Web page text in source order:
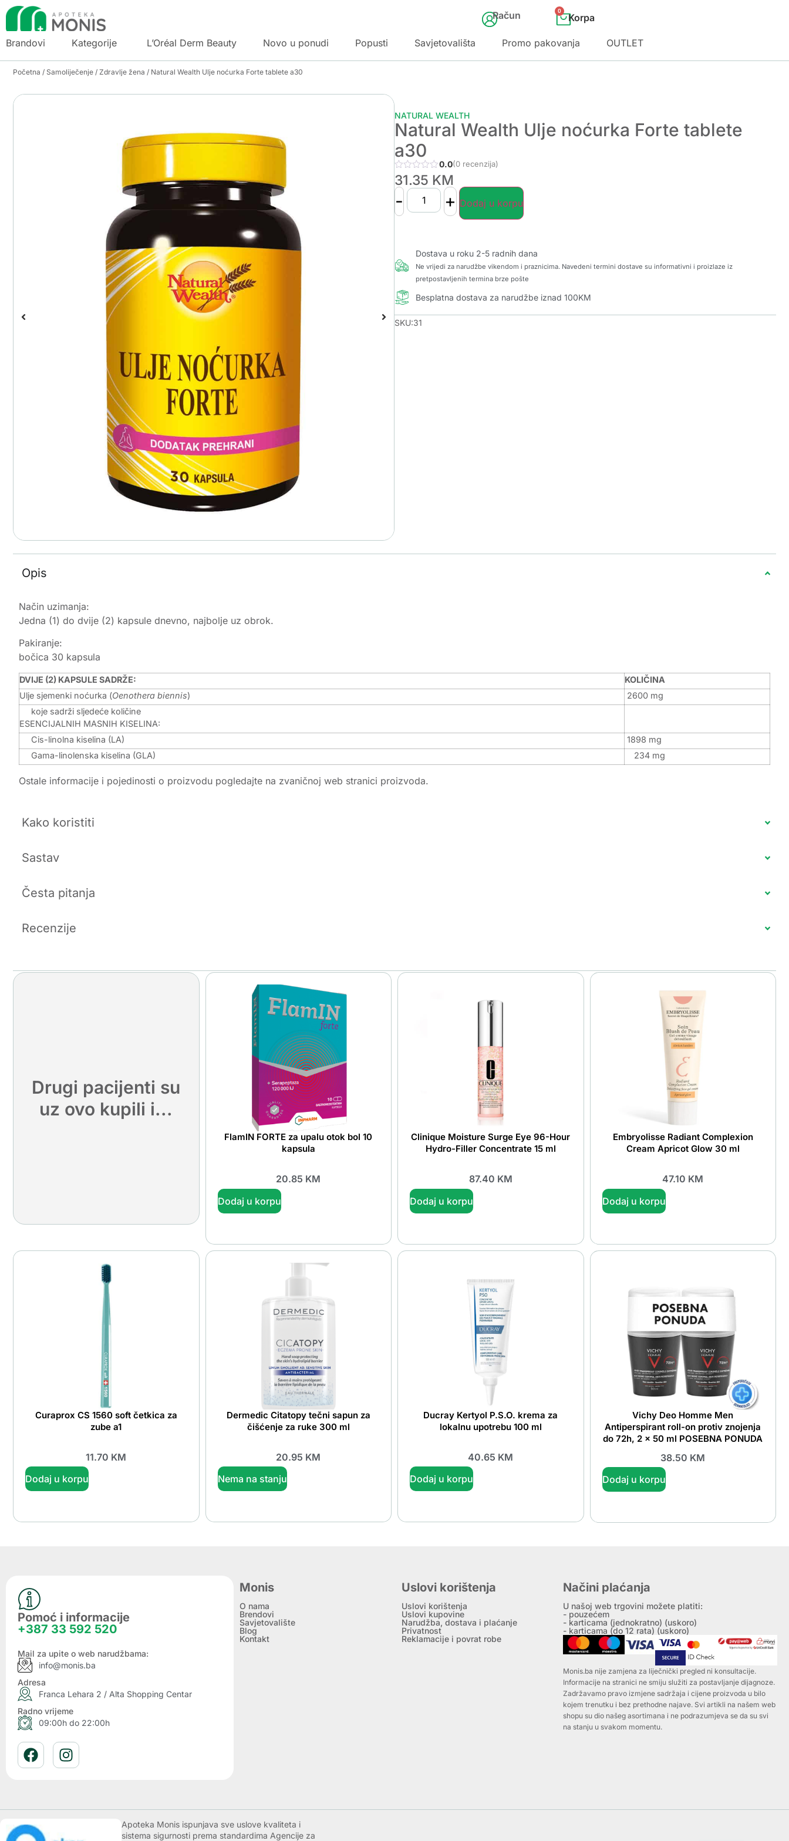
Račun 0
Brandovi Kategorije L’Oréal Derm Beauty Novo u ponudi Popusti Savjetovališta Promo pakovanja OUTLET
Početna / Samoliječenje / Zdravlje žena / Natural Wealth Ulje noćurka Forte tablete a30
NATURAL WEALTH
Natural Wealth Ulje noćurka Forte tablete
a30
0.0(0 recenzija)
31.35 KM
- + Dodaj u korpu
Dostava u roku 2-5 radnih dana
Ne vrijedi za narudžbe vikendom i praznicima. Navedeni termini dostave su informativni i proizlaze iz
pretpostavljenih termina brze pošte
Besplatna dostava za narudžbe iznad 100KM
SKU:31
Opis
Način uzimanja:
Jedna (1) do dvije (2) kapsule dnevno, najbolje uz obrok.
Pakiranje:
bočica 30 kapsula
DVIJE (2) KAPSULE SADRŽE:
KOLIČINA
Ulje sjemenki noćurka (Oenothera biennis)
2600 mg
koje sadrži sljedeće količine
ESENCIJALNIH MASNIH KISELINA:
Cis-linolna kiselina (LA)
1898 mg
Gama-linolenska kiselina (GLA)
234 mg
Ostale informacije i pojedinosti o proizvodu pogledajte na zvaničnoj web stranici proizvoda.
Kako koristiti
Sastav
Česta pitanja
Recenzije
Drugi pacijenti su
uz ovo kupili i...
FlamIN FORTE za upalu otok bol 10
kapsula
20.85 KM
Dodaj u korpu
Clinique Moisture Surge Eye 96-Hour
Hydro-Filler Concentrate 15 ml
87.40 KM
Dodaj u korpu
Embryolisse Radiant Complexion
Cream Apricot Glow 30 ml
47.10 KM
Dodaj u korpu
Curaprox CS 1560 soft četkica za
zube a1
11.70 KM
Dodaj u korpu
Dermedic Citatopy tečni sapun za
čišćenje za ruke 300 ml
20.95 KM
Nema na stanju
Ducray Kertyol P.S.O. krema za
lokalnu upotrebu 100 ml
40.65 KM
Dodaj u korpu
Vichy Deo Homme Men
Antiperspirant roll-on protiv znojenja
do 72h, 2 x 50 ml POSEBNA PONUDA
38.50 KM
Dodaj u korpu
Pomoć i informacije
+387 33 592 520
Mail za upite o web narudžbama:
info@monis.ba
Adresa
Franca Lehara 2 / Alta Shopping Centar
Radno vrijeme
09:00h do 22:00h
Monis
O nama
Brendovi
Savjetovalište
Blog
Kontakt
Uslovi korištenja
Uslovi korištenja
Uslovi kupovine
Narudžba, dostava i plaćanje
Privatnost
Reklamacije i povrat robe
Načini plaćanja
U našoj web trgovini možete platiti:
- pouzećem
- karticama (jednokratno) (uskoro)
- karticama (do 12 rata) (uskoro)
Monis.ba nije zamjena za liječnički pregled ni konsultacije.
Informacije na stranici ne smiju služiti za postavljanje dijagnoze.
Zadržavamo pravo izmjene sadržaja i cijene proizvoda u bilo
kojem trenutku i bez prethodne najave. Svi artikli na našem web
shopu su dio našeg asortimana i ne podrazumjeva se da su svi
na stanju u svakom momentu.
Apoteka Monis ispunjava sve uslove kvaliteta i
sistema sigurnosti prema standardima Agencije za